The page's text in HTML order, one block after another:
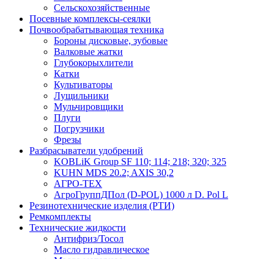
Сельскохозяйственные
Посевные комплексы-сеялки
Почвообрабатывающая техника
Бороны дисковые, зубовые
Валковые жатки
Глубокорыхлители
Катки
Культиваторы
Лущильники
Мульчировщики
Плуги
Погрузчики
Фрезы
Разбрасыватели удобрений
KOBLiK Group SF 110; 114; 218; 320; 325
KUHN MDS 20.2; AXIS 30,2
АГРО-ТЕХ
АгроГруппДПол (D-POL) 1000 л D. Pol L
Резинотехнические изделия (РТИ)
Ремкомплекты
Технические жидкости
Антифриз/Тосол
Масло гидравлическое